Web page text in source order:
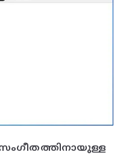
സംഗീതത്തിനായുള്ള